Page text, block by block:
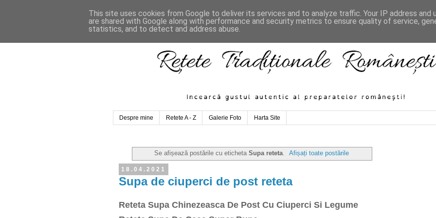
Despre mine Retete A - Z Galerie Foto Harta Site
Se afișează postările cu eticheta Supa reteta. Afișați toate postările
18.04.2021
Supa de ciuperci de post reteta
Reteta Supa Chinezeasca De Post Cu Ciuperci Si Legume
This site uses cookies from Google to deliver its services and to analyze traffic. Your IP address and
are shared with Google along with performance and security metrics to ensure quality of service,
statistics, and to detect and address abuse.